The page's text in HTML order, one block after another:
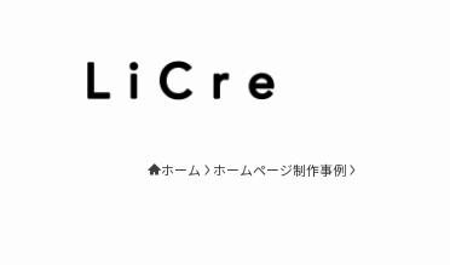
ホーム ホームページ制作事例